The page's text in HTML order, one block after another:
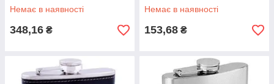
Немає в наявності
348,16 ₴
Немає в наявності
153,68 ₴